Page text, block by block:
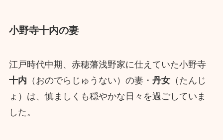
小野寺十内の妻
江戸時代中期、赤穂藩浅野家に仕えていた小野寺
十内 （おのでらじゅうない）の妻・ 丹女（たんじ
ょ）は、慎ましくも穏やかな日々を過ごしていま
した。